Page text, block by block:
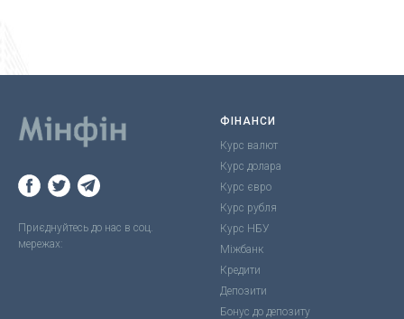
Приєднуйтесь до нас в соц.
мережах:
ФІНАНСИ
Курс валют
Курс долара
Курс євро
Курс рубля
Курс НБУ
Міжбанк
Кредити
Депозити
Бонус до депозиту